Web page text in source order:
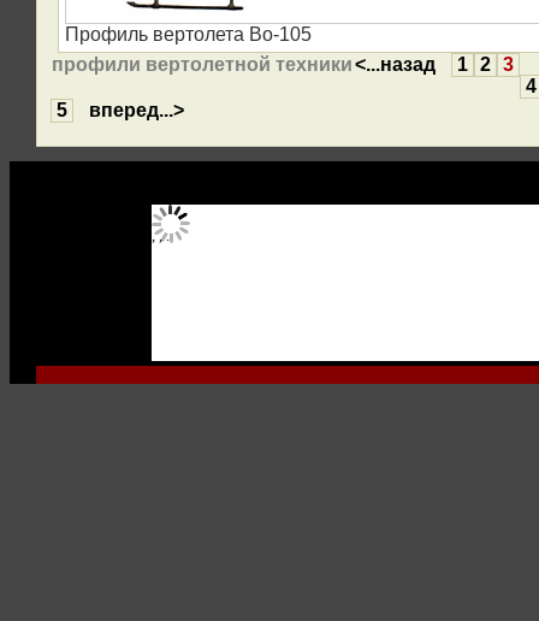
Профиль вертолета Bo-105
профили вертолетной техники<...назад 1 2 3
5
вперед...>